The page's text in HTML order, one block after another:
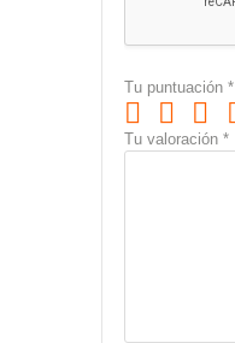
Tu puntuación*
Tu valoración*